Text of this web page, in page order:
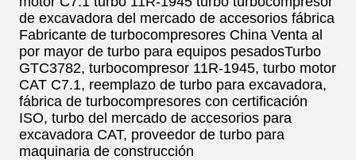
de excavadora del mercado de accesorios fábrica
Fabricante de turbocompresores China Venta al
por mayor de turbo para equipos pesadosTurbo
GTC3782, turbocompresor 11R-1945, turbo motor
CAT C7.1, reemplazo de turbo para excavadora,
fábrica de turbocompresores con certificación
ISO, turbo del mercado de accesorios para
excavadora CAT, proveedor de turbo para
maquinaria de construcción